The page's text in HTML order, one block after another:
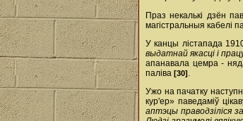
Праз некалькі дзён
магістральныя кабелі
У канцы лістапада
выдатнай якасці і
апанавала цемра -
паліва [30].
Ужо на пачатку
кур'ер» паведаміў
аптэцы праводзіліся